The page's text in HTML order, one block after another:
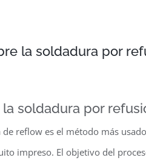
la soldadura por
soldadura por
de reflow es el método más
impreso. El objetivo del